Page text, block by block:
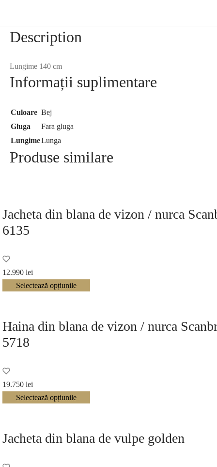
Description
Lungime 140 cm
Informații suplimentare
Culoare Bej
Gluga
Fara gluga
LungimeLunga
Produse similare
Jacheta din blana de vizon / nurca
6135
12.990 lei
Selectează opțiunile
Haina din blana de vizon / nurca
5718
19.750 lei
Selectează opțiunile
Jacheta din blana de vulpe golden